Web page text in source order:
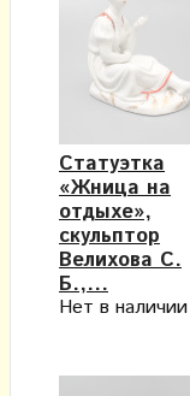
Статуэтка
«Жница на
отдыхе»,
скульптор
Велихова С.
Б.,...
Нет в наличии